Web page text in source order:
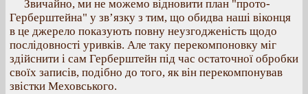
Звичайно, ми не можемо відновити план "прото-
Герберштейна" у зв’язку з тим, що обидва наші віконця
в це джерело показують повну неузгодженість щодо
послідовності уривків. Але таку перекомпоновку міг
здійснити і сам Герберштейн під час остаточної обробки
своїх записів, подібно до того, як він перекомпонував
звістки Меховського.